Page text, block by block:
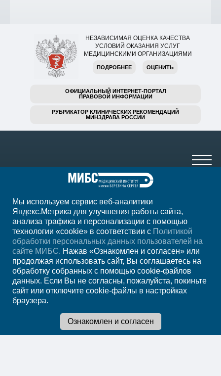
НЕЗАВИСИМАЯ ОЦЕНКА КАЧЕСТВА
УСЛОВИЙ ОКАЗАНИЯ УСЛУГ
МЕДИЦИНСКИМИ ОРГАНИЗАЦИЯМИ
ПОДРОБНЕЕ ОЦЕНИТЬ
ОФИЦИАЛЬНЫЙ ИНТЕРНЕТ-ПОРТАЛ
ПРАВОВОЙ ИНФОРМАЦИИ
РУБРИКАТОР КЛИНИЧЕСКИХ РЕКОМЕНДАЦИЙ
МИНЗДРАВА РОССИИ
+7 (4752) 63-33-63
ежедн. 7.00-23.00
РегионТамбов
Записаться на
прием
Мы используем сервис веб-аналитики
Яндекс.Метрика для улучшения работы сайта,
анализа трафика и персонализации с помощью
технологии «cookie» в соответствии с Политикой
обработки персональных данных пользователей на
сайте МИБС. Нажав «Ознакомлен и согласен» или
продолжая использовать сайт, Вы соглашаетесь на
обработку собранных с помощью cookie-файлов
данных. Если Вы не согласны, пожалуйста, покиньте
сайт или отключите cookie-файлы в настройках
браузера.